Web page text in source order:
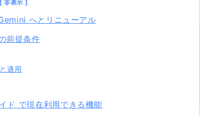
へとリニューアル
前提条件
適用
で現在利用できる機能